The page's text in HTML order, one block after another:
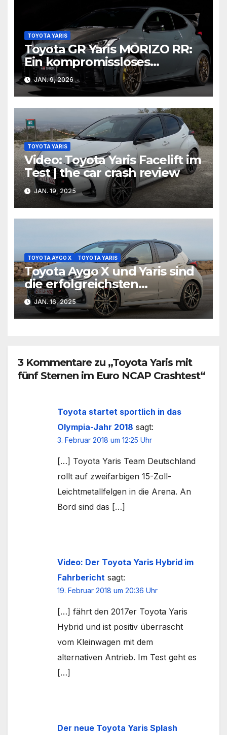
TOYOTA YARIS
Toyota GR Yaris MORIZO RR:
Ein kompromissloses
Sondermodell aus der
Grünen Hölle
JAN. 9, 2026
TOYOTA YARIS
Video: Toyota Yaris Facelift im
Test | the car crash review
JAN. 19, 2025
TOYOTA AYGO X TOYOTA YARIS
Toyota Aygo X und Yaris sind
die erfolgreichsten
Kleinwagen in Deutschland
JAN. 16, 2025
3 Kommentare zu „Toyota Yaris mit
fünf Sternen im Euro NCAP Crashtest“
Toyota startet sportlich in das
Olympia-Jahr 2018 sagt:
3. Februar 2018 um 12:25 Uhr
[…] Toyota Yaris Team Deutschland
rollt auf zweifarbigen 15-Zoll-
Leichtmetallfelgen in die Arena. An
Bord sind das […]
Video: Der Toyota Yaris Hybrid im
Fahrbericht sagt:
19. Februar 2018 um 20:36 Uhr
[…] fährt den 2017er Toyota Yaris
Hybrid und ist positiv überrascht
vom Kleinwagen mit dem
alternativen Antrieb. Im Test geht es
[…]
Der neue Toyota Yaris Splash